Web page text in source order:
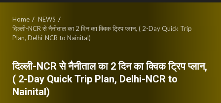
Home
NEWS
दिल्ली-NCR से नैनीताल का 2 दिन का क्विक ट्रिप प्लान, ( 2-Day Quick Trip
Plan, Delhi-NCR to Nainital)
दिल्ली-NCR से नैनीताल का 2 दिन का क्विक ट्रिप प्लान,
( 2-Day Quick Trip Plan, Delhi-NCR to
Nainital)